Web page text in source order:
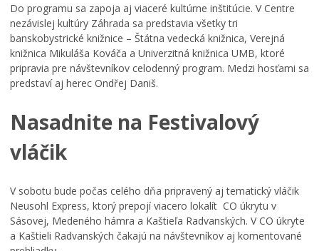
Do programu sa zapoja aj viaceré kultúrne inštitúcie. V Centre
nezávislej kultúry Záhrada sa predstavia všetky tri
banskobystrické knižnice – Štátna vedecká knižnica, Verejná
knižnica Mikuláša Kováča a Univerzitná knižnica UMB, ktoré
pripravia pre návštevníkov celodenný program. Medzi hosťami sa
predstaví aj herec Ondřej Daniš.
Nasadnite na Festivalový
vláčik
V sobotu bude počas celého dňa pripravený aj tematický vláčik
Neusohl Express, ktorý prepojí viacero lokalít CO úkrytu v
Sásovej, Medeného hámra a Kaštieľa Radvanských. V CO úkryte
a Kaštieli Radvanských čakajú na návštevníkov aj komentované